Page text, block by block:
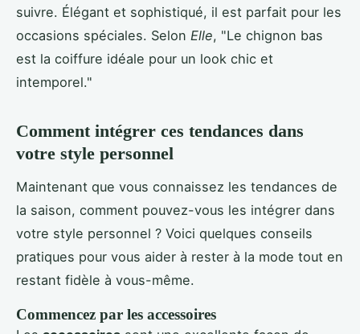
suivre. Élégant et sophistiqué, il est parfait pour les
occasions spéciales. Selon Elle, "Le chignon bas
est la coiffure idéale pour un look chic et
intemporel."
Comment intégrer ces tendances dans
votre style personnel
Maintenant que vous connaissez les tendances de
la saison, comment pouvez-vous les intégrer dans
votre style personnel ? Voici quelques conseils
pratiques pour vous aider à rester à la mode tout en
restant fidèle à vous-même.
Commencez par les accessoires